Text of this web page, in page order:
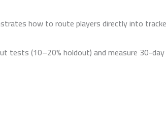
how to route players directly into
tests (10–20% holdout) and measure 30-